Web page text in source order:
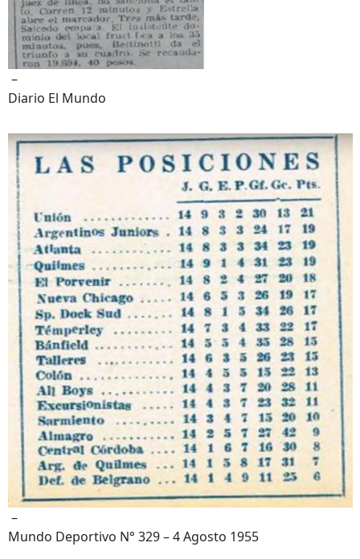
–
Diario El Mundo
–
Mundo Deportivo N° 329 – 4 Agosto 1955